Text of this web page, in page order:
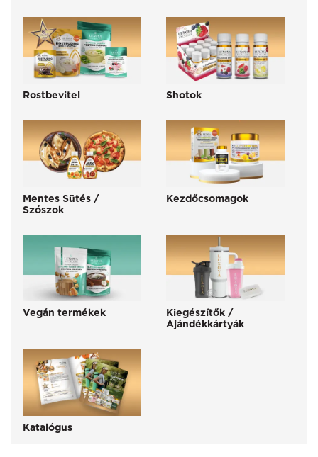
Rostbevitel Shotok
Mentes Sütés /
Szószok
Kezdőcsomagok
Vegán termékek
Kiegészítők /
Ajándékkártyák
Katalógus